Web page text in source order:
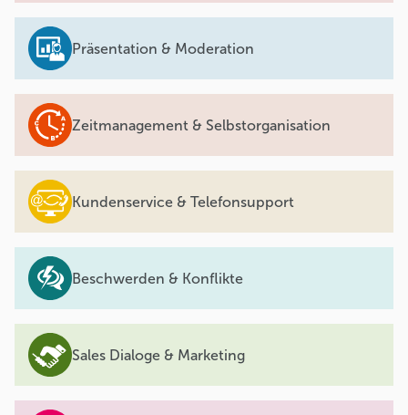
Präsentation & Moderation
Zeitmanagement & Selbstorganisation
Kundenservice & Telefonsupport
Beschwerden & Konflikte
Sales Dialoge & Marketing